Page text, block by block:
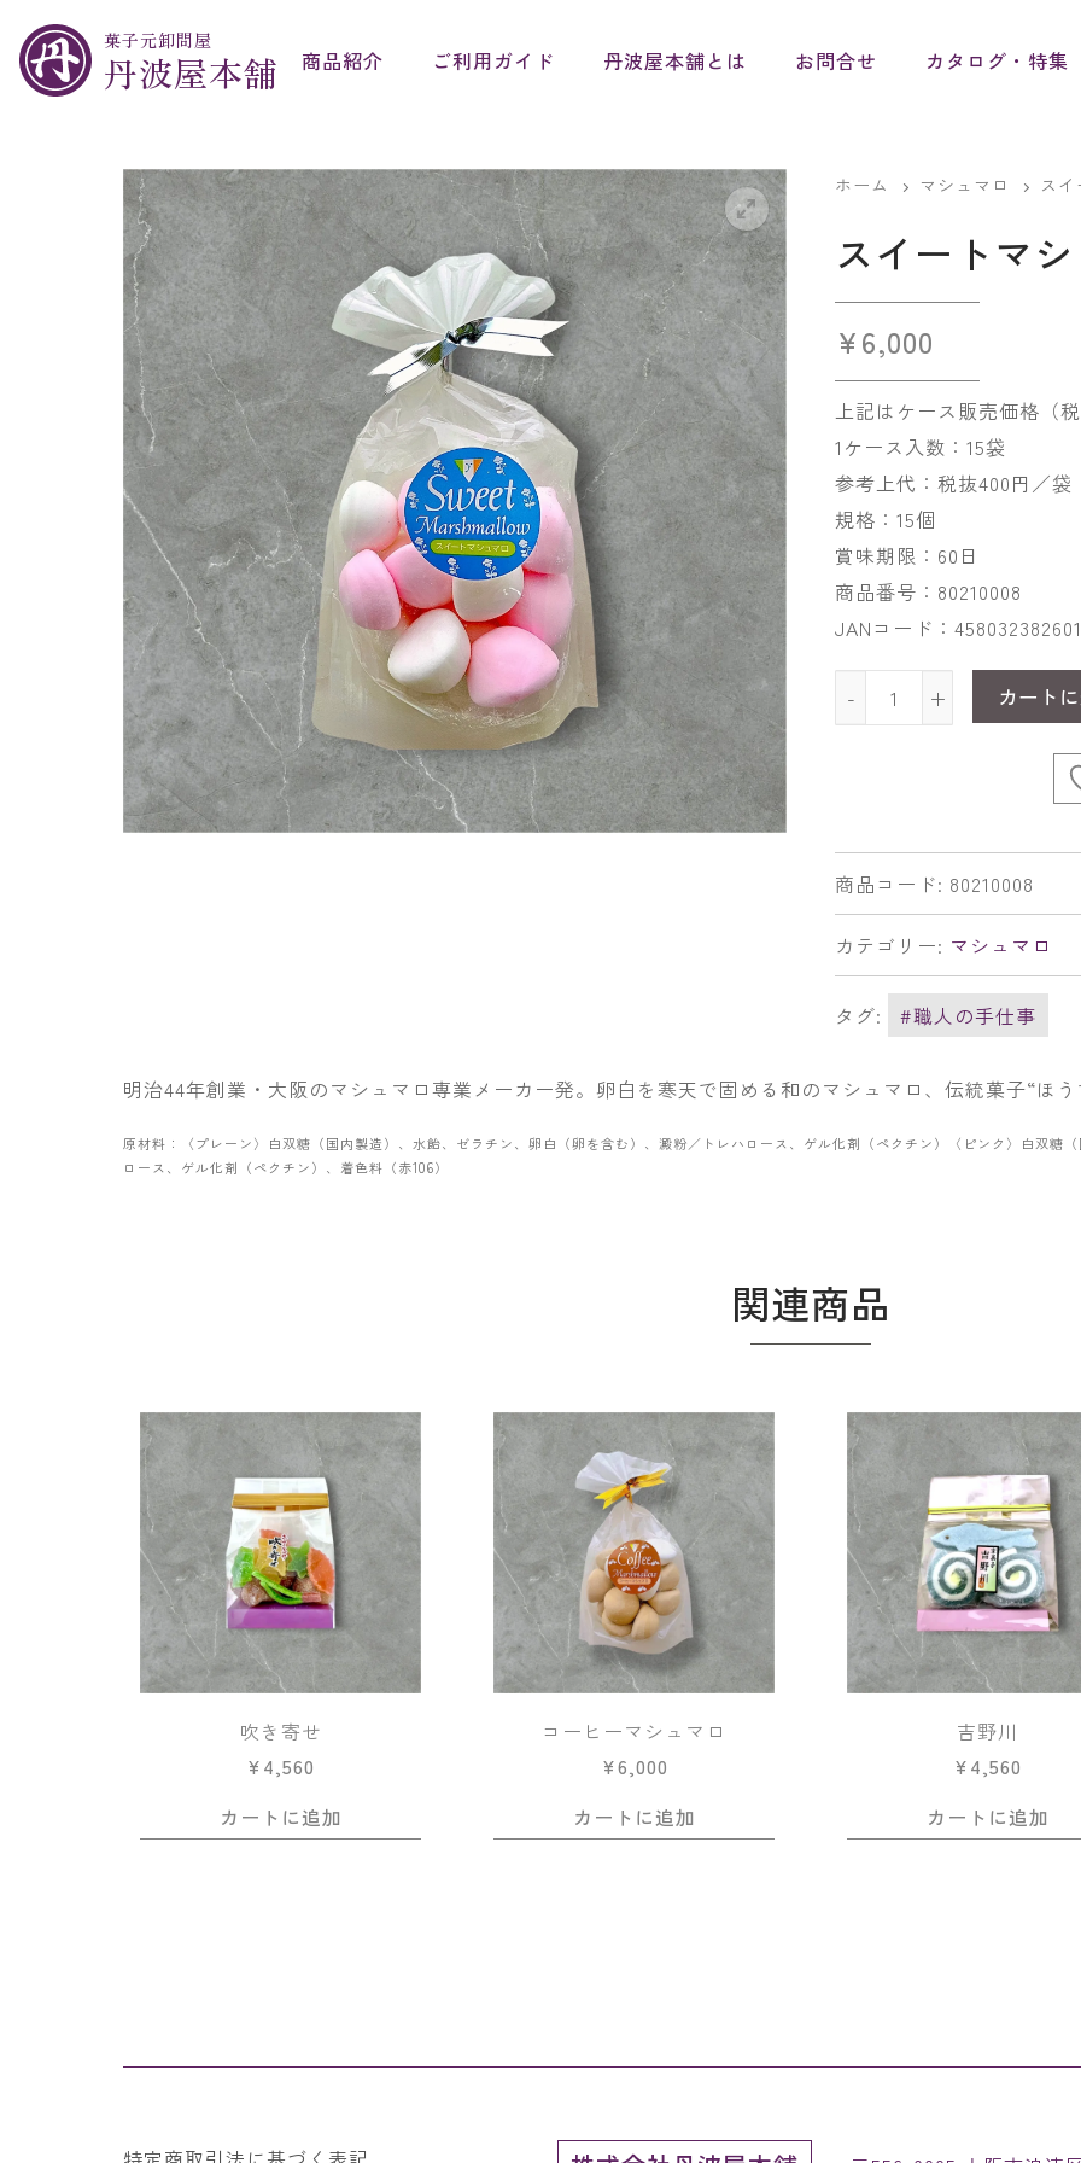
菓子元卸問屋
丹波屋本舗 商品紹介 ご利用ガイド 丹波屋本舗とは お問合せ カタログ・特集
ホーム マシュマロ ス
スイートマ
¥6,000
上記はケース販売価格（税
1ケース入数：15袋
参考上代：税抜400円／袋
規格：15個
賞味期限：60日
商品番号：80210008
JANコード：
- + カート
商品コード: 80210008
カテゴリー: マシュマロ
タグ: #職人の手仕事
明治44年創業・大阪のマシュマロ専業メーカー発。卵白を寒天で固める和のマシュマロ、伝統菓子“ほ
原材料：〈プレーン〉白双糖（国内製造）、水飴、ゼラチン、卵白（卵を含む）、澱粉／トレハロース、ゲル化剤（ペクチン）〈ピンク〉白双糖
ロース、ゲル化剤（ペクチン）、着色料（赤106）
関連商品
吹き寄せ
¥4,560
カートに追加
コーヒーマシュマロ
¥6,000
カートに追加
吉野川
¥4,560
カートに追加